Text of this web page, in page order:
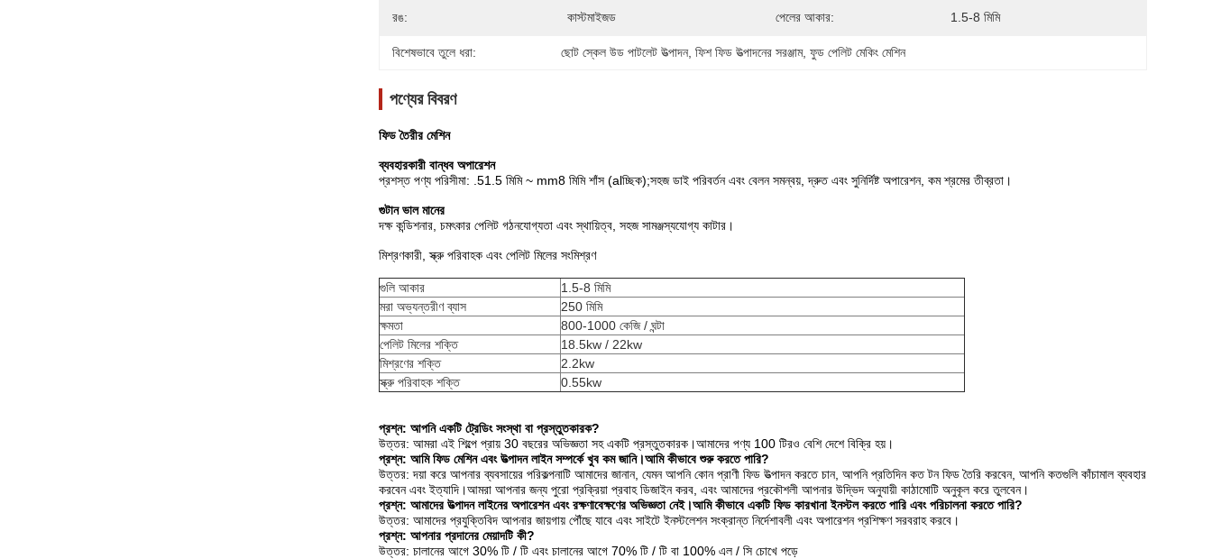
রঙ: কাস্টমাইজড পেলের আকার: 1.5-8 মিমি
বিশেষভাবে তুলে ধরা: ছোট স্কেল উড পাটলেট উত্পাদন, ফিশ ফিড উত্পাদনের সরঞ্জাম, ফুড পেলিট মেকিং মেশিন
পণ্যের বিবরণ
ফিড তৈরীর মেশিন
ব্যবহারকারী বান্ধব অপারেশন
প্রশস্ত পণ্য পরিসীমা: .51.5 মিমি ~ mm8 মিমি শাঁস (alচ্ছিক);সহজ ডাই পরিবর্তন এবং বেলন সমন্বয়, দ্রুত এবং সুনির্দিষ্ট অপারেশন, কম শ্রমের তীব্রতা।
গুটান ভাল মানের
দক্ষ কন্ডিশনার, চমৎকার পেলিট গঠনযোগ্যতা এবং স্থায়িত্ব, সহজ সামঞ্জস্যযোগ্য কাটার।
মিশ্রণকারী, স্ক্রু পরিবাহক এবং পেলিট মিলের সংমিশ্রণ
গুলি আকার
1.5-8 মিমি
মরা অভ্যন্তরীণ ব্যাস
250 মিমি
ক্ষমতা
800-1000 কেজি / ঘন্টা
পেলিট মিলের শক্তি
18.5kw / 22kw
মিশ্রণের শক্তি
2.2kw
স্ক্রু পরিবাহক শক্তি
0.55kw
প্রশ্ন: আপনি একটি ট্রেডিং সংস্থা বা প্রস্তুতকারক?
উত্তর: আমরা এই শিল্পে প্রায় 30 বছরের অভিজ্ঞতা সহ একটি প্রস্তুতকারক।আমাদের পণ্য 100 টিরও বেশি দেশে বিক্রি হয়।
প্রশ্ন: আমি ফিড মেশিন এবং উত্পাদন লাইন সম্পর্কে খুব কম জানি।আমি কীভাবে শুরু করতে পারি?
উত্তর: দয়া করে আপনার ব্যবসায়ের পরিকল্পনাটি আমাদের জানান, যেমন আপনি কোন প্রাণী ফিড উত্পাদন করতে চান, আপনি প্রতিদিন কত টন ফিড তৈরি করবেন, আপনি কতগুলি কাঁচামাল ব্যবহার
করবেন এবং ইত্যাদি।আমরা আপনার জন্য পুরো প্রক্রিয়া প্রবাহ ডিজাইন করব, এবং আমাদের প্রকৌশলী আপনার উদ্ভিদ অনুযায়ী কাঠামোটি অনুকূল করে তুলবেন।
প্রশ্ন: আমাদের উত্পাদন লাইনের অপারেশন এবং রক্ষণাবেক্ষণের অভিজ্ঞতা নেই।আমি কীভাবে একটি ফিড কারখানা ইনস্টল করতে পারি এবং পরিচালনা করতে পারি?
উত্তর: আমাদের প্রযুক্তিবিদ আপনার জায়গায় পৌঁছে যাবে এবং সাইটে ইনস্টলেশন সংক্রান্ত নির্দেশাবলী এবং অপারেশন প্রশিক্ষণ সরবরাহ করবে।
প্রশ্ন: আপনার প্রদানের মেয়াদটি কী?
উত্তর: চালানের আগে 30% টি / টি এবং চালানের আগে 70% টি / টি বা 100% এল / সি চোখে পড়ে